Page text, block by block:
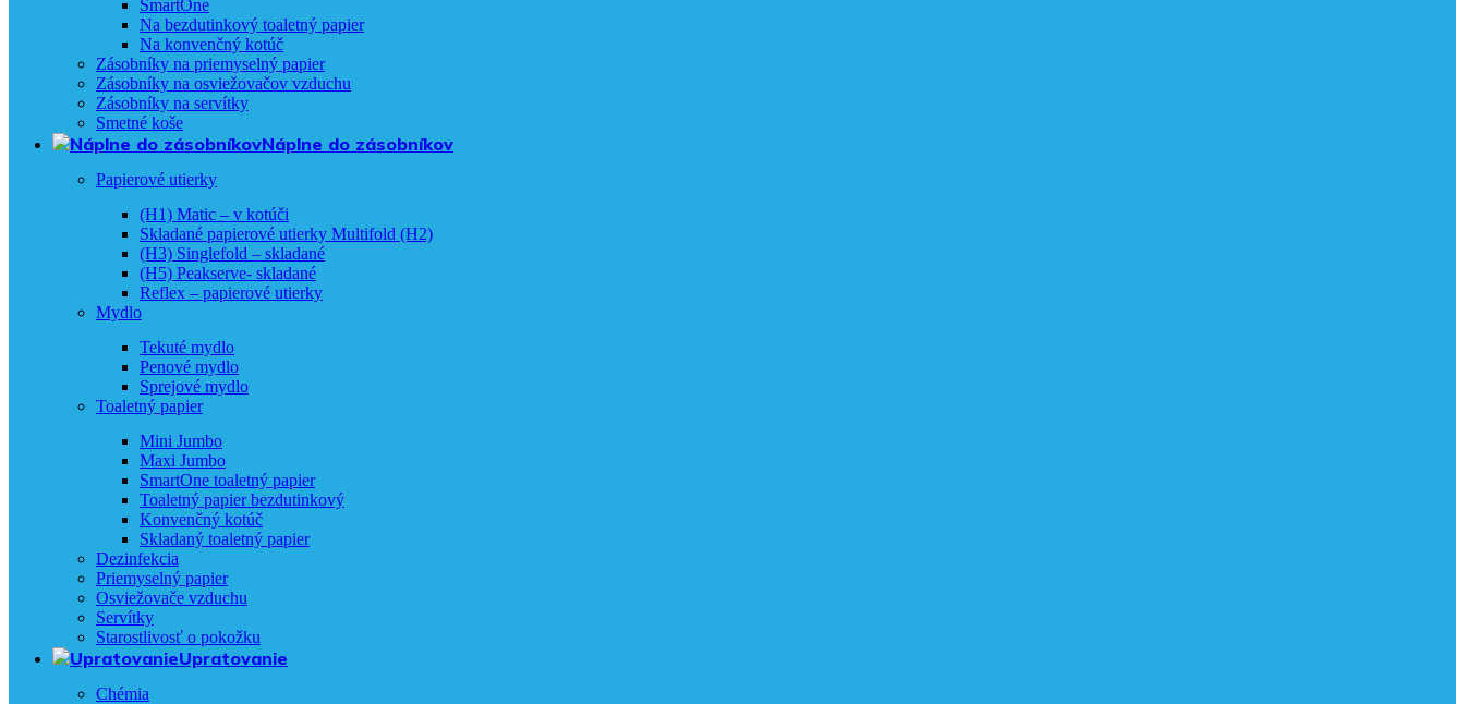
SmartOne
Na bezdutinkový toaletný papier
Na konvenčný kotúč
Zásobníky na priemyselný papier
Zásobníky na osviežovačov vzduchu
Zásobníky na servítky
Smetné koše
Náplne do zásobníkov
Papierové utierky
(H1) Matic – v kotúči
Skladané papierové utierky Multifold (H2)
(H3) Singlefold – skladané
(H5) Peakserve- skladané
Reflex – papierové utierky
Mydlo
Tekuté mydlo
Penové mydlo
Sprejové mydlo
Toaletný papier
Mini Jumbo
Maxi Jumbo
SmartOne toaletný papier
Toaletný papier bezdutinkový
Konvenčný kotúč
Skladaný toaletný papier
Dezinfekcia
Priemyselný papier
Osviežovače vzduchu
Servítky
Starostlivosť o pokožku
Upratovanie
Chémia